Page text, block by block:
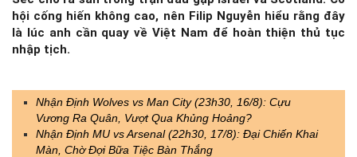
hội cống hiến không cao, nên Filip Nguyễn hiểu rằng đây
là lúc anh cần quay về Việt Nam để hoàn thiện thủ tục
nhập tịch.
Nhận Định Wolves vs Man City (23h30, 16/8): Cựu
Vương Ra Quân, Vượt Qua Khủng Hoảng?
Nhận Định MU vs Arsenal (22h30, 17/8): Đại Chiến Khai
Màn, Chờ Đợi Bữa Tiệc Bàn Thắng